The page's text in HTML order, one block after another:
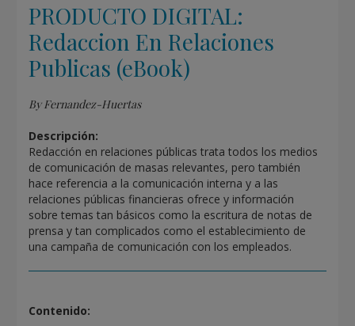
PRODUCTO DIGITAL:
Redaccion En Relaciones
Publicas (eBook)
By Fernandez-Huertas
Descripción:
Redacción en relaciones públicas trata todos los medios
de comunicación de masas relevantes, pero también
hace referencia a la comunicación interna y a las
relaciones públicas financieras ofrece y información
sobre temas tan básicos como la escritura de notas de
prensa y tan complicados como el establecimiento de
una campaña de comunicación con los empleados.
Contenido: